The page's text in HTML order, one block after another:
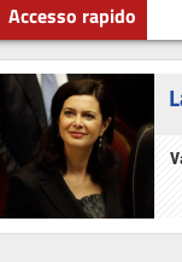
Accesso rapido